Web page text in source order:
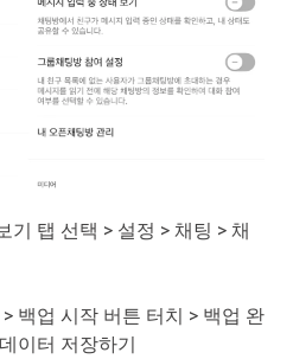
기 탭 선택 > 설정 > 채팅 > 채
백업 시작 버튼 터치 > 백업 완
이터 저장하기